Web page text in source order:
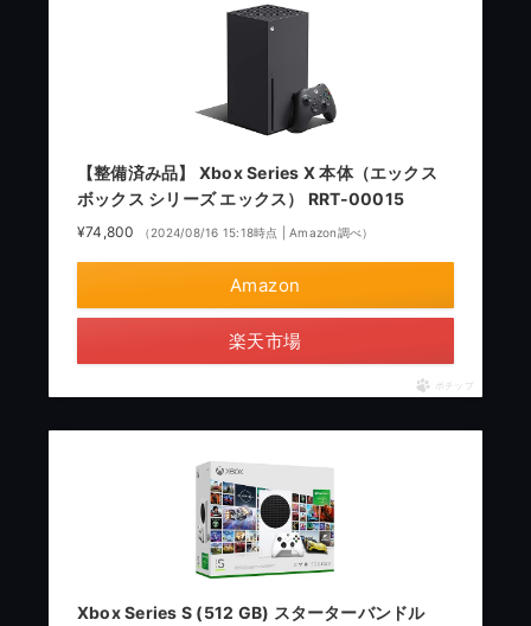
【整備済み品】 Xbox Series X 本体（エックス
ボックス シリーズ エックス） RRT-00015
¥74,800 （2024/08/16 15:18時点 | Amazon調べ）
Amazon
楽天市場
ポチップ
Xbox Series S (512 GB) スターターバンドル